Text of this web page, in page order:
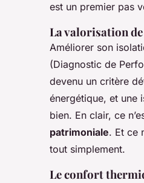
est un premier pas
La valorisation
Améliorer son
(Diagnostic de
devenu un critère
énergétique, et une
bien. En clair, ce
patrimoniale. Et ce
tout simplement.
Le confort